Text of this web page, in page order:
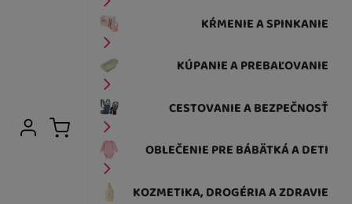
KŔMENIE A SPINKANIE
KÚPANIE A PREBAĽOVANIE
CESTOVANIE A BEZPEČNOSŤ
OBLEČENIE PRE BÁBÄTKÁ A DETI
KOZMETIKA, DROGÉRIA A ZDRAVIE
Užívateľská sekcia
Prihlásiť sa
Košík